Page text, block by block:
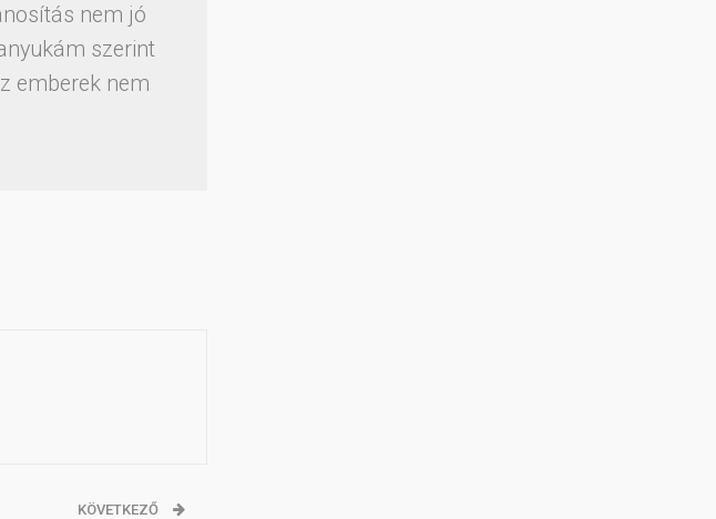
nem jó
szerint
emberek nem
KÖVETKEZŐ